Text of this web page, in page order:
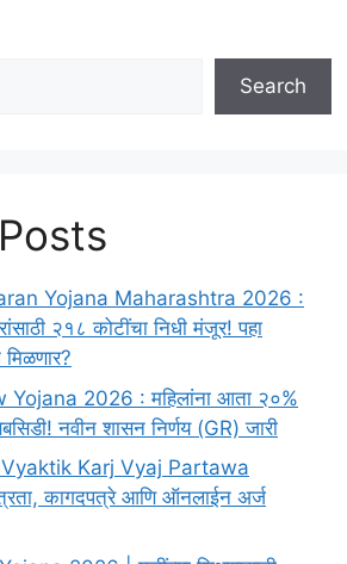
Search
Yojana Maharashtra 2026 :
२१८ कोटींचा निधी मंजूर! पहा
2026 : महिलांना आता २०%
नवीन शासन निर्णय (GR) जारी
Karj Vyaj Partawa
कागदपत्रे आणि ऑनलाईन अर्ज